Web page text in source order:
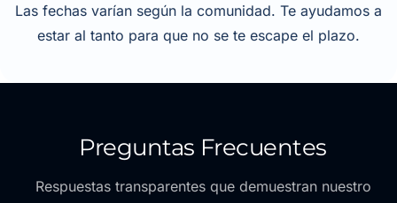
Las fechas varían según la comunidad. Te ayudamos a
estar al tanto para que no se te escape el plazo.
Preguntas Frecuentes
Respuestas transparentes que demuestran nuestro